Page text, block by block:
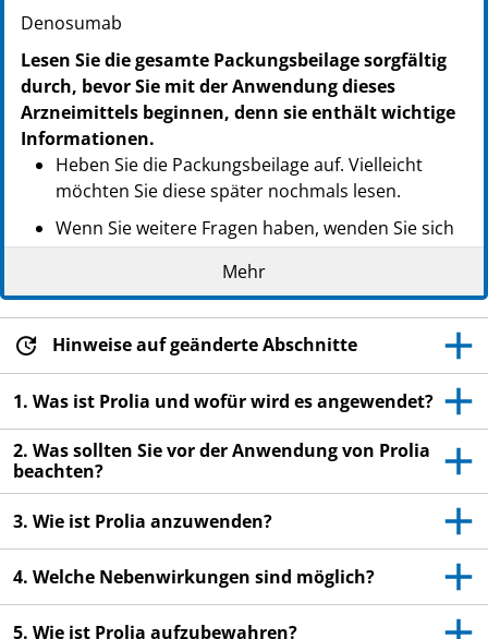
Denosumab
Lesen Sie die gesamte Packungsbeilage sorgfältig
durch, bevor Sie mit der Anwendung dieses
Arzneimittels beginnen, denn sie enthält wichtige
Informationen.
Heben Sie die Packungsbeilage auf. Vielleicht
möchten Sie diese später nochmals lesen.
Wenn Sie weitere Fragen haben, wenden Sie sich
an Ihren Arzt oder Apotheker.
Dieses Arzneimittel wurde Ihnen persönlich
verschrieben. Geben Sie es nicht an Dritte weiter.
Es kann anderen Menschen schaden, auch wenn
diese die gleichen Beschwerden haben wie Sie.
Wenn Sie Nebenwirkungen bemerken, wenden Sie
sich an Ihren Arzt oder Apotheker. Dies gilt auch
für Nebenwirkungen, die nicht in dieser
Packungsbeilage angegeben sind. Siehe Abschnitt
4.
Ihr Arzt wird Ihnen eine
Patientenerinnerungskarte mit wichtigen
Sicherheitsinformationen aushändigen, die Sie
vor und während der Behandlung mit Prolia
Mehr
Hinweise auf geänderte Abschnitte
1. Was ist Prolia und wofür wird es angewendet?
2. Was sollten Sie vor der Anwendung von Prolia
beachten?
3. Wie ist Prolia anzuwenden?
4. Welche Nebenwirkungen sind möglich?
5. Wie ist Prolia aufzubewahren?